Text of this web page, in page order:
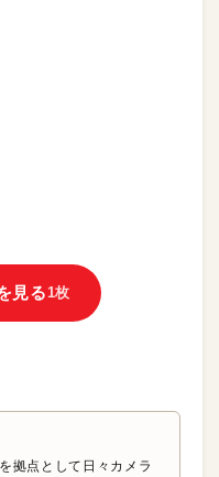
見る1枚
拠点として日々カメラ